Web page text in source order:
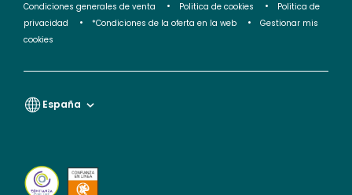
Condiciones generales de venta Politica de cookies
Politica de
privacidad
*Condiciones de la oferta en la web
Gestionar mis
cookies
España